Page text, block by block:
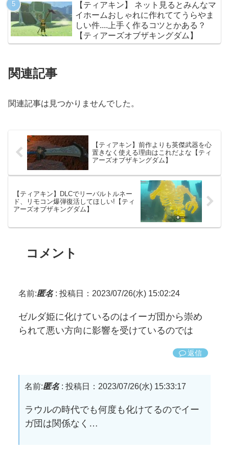
【ティアキン】 ネット見るとみんなマ
イホームおしゃれに作れててうらやま
しい件....上手く作るコツとかある？
【ティアーズオブザキングダム】
関連記事
関連記事は見つかりませんでした。
【ティアキン】前作よりも英傑武器を心
置きなく使える理由はこれだよな【ティ
アーズオブザキングダム】
【ティアキン】DLCでリーバルトルネー
ド、リモコン爆弾復活してほしい!【ティ
アーズオブザキングダム】
コメント
名前:匿名: 投稿日：2023/07/26(水) 15:02:24
ゼルダ姫に化けているのはイーガ団から崇め
られて悪い方向に影響を受けているのでは
返信
名前:匿名: 投稿日：2023/07/26(水) 15:33:17
ラウルの時代でも何度も化けてるのでイー
ガ団は関係なく…